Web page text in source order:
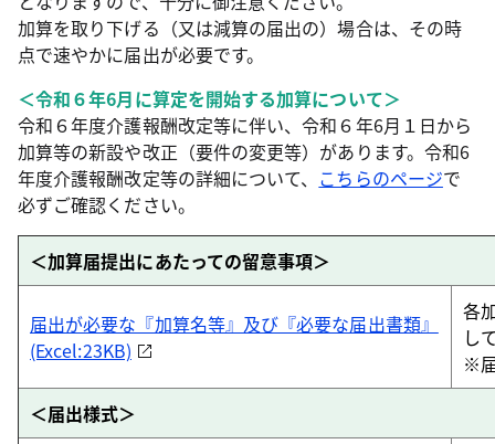
加算を取り下げる（又は減算の届出の）場合は、その時
点で速やかに届出が必要です。
＜令和６年6月に算定を開始する加算について＞
令和６年度介護報酬改定等に伴い、令和６年6月１日から
加算等の新設や改正（要件の変更等）があります。令和6
年度介護報酬改定等の詳細について、 こちらのページで
必ずご確認ください。
＜加算届提出にあたっての留意事項＞
届出が必要な『加算名等』及び『必要な届出書類』
(Excel:23KB)
各
し
※
＜届出様式＞